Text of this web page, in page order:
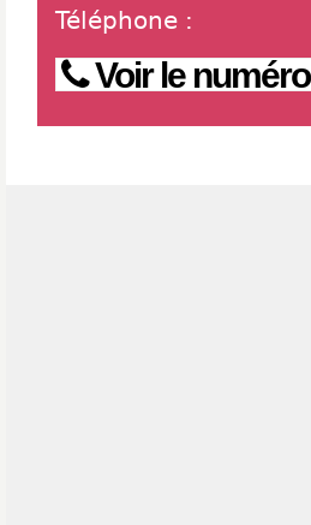
Téléphone :
Voir le numéro